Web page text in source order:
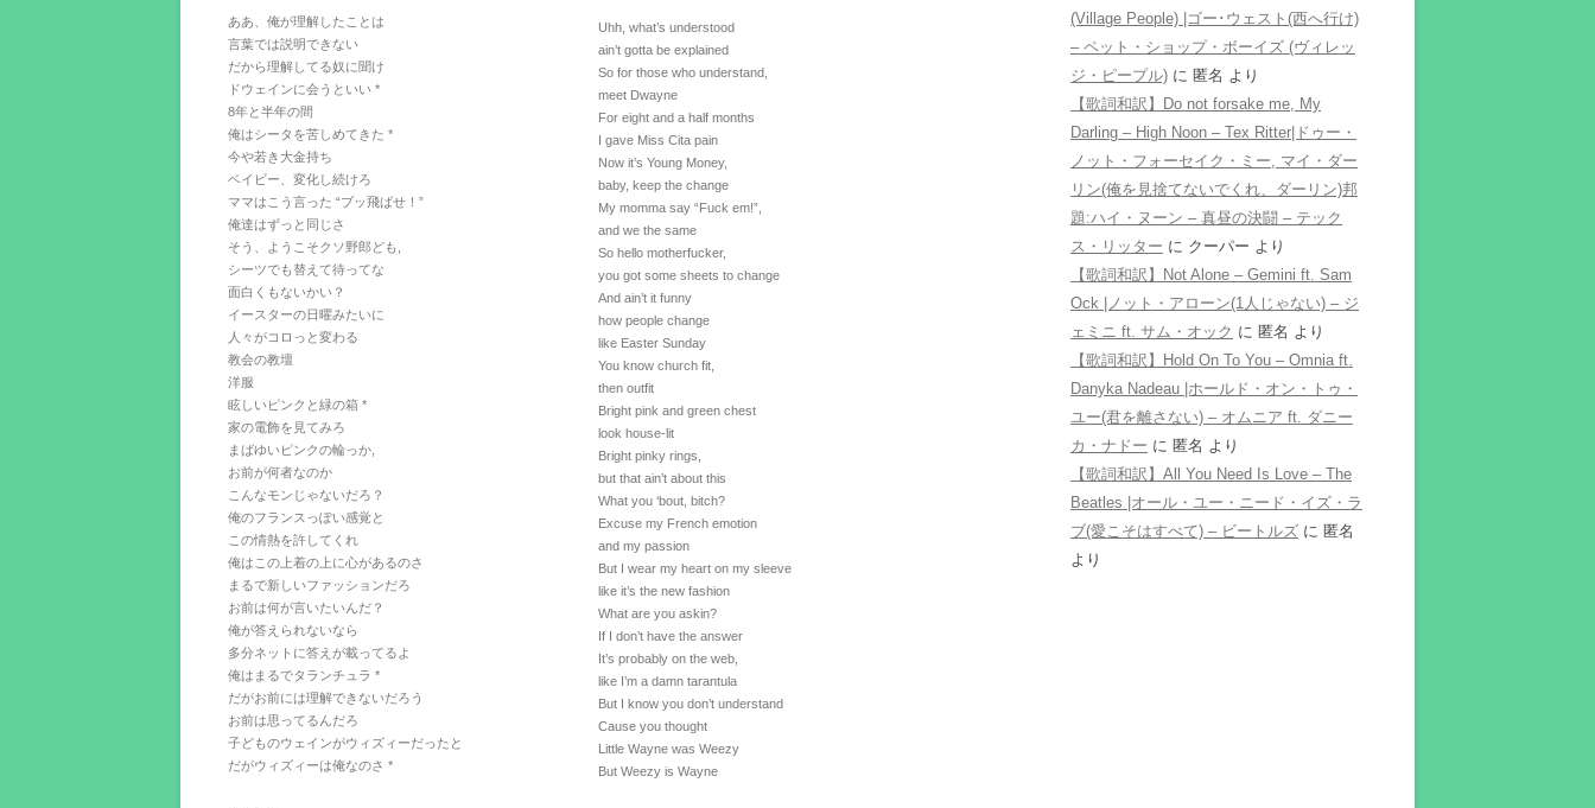
ああ、俺が理解したことは
言葉では説明できない
だから理解してる奴に聞け
ドウェインに会うといい *
8年と半年の間
俺はシータを苦しめてきた *
今や若き大金持ち
ベイビー、変化し続けろ
ママはこう言った “ブッ飛ばせ！”
俺達はずっと同じさ
そう、ようこそクソ野郎ども,
シーツでも替えて待ってな
面白くもないかい？
イースターの日曜みたいに
人々がコロっと変わる
教会の教壇
洋服
眩しいピンクと緑の箱 *
家の電飾を見てみろ
まばゆいピンクの輪っか,
お前が何者なのか
こんなモンじゃないだろ？
俺のフランスっぽい感覚と
この情熱を許してくれ
俺はこの上着の上に心があるのさ
まるで新しいファッションだろ
お前は何が言いたいんだ？
俺が答えられないなら
多分ネットに答えが載ってるよ
俺はまるでタランチュラ *
だがお前には理解できないだろう
お前は思ってるんだろ
子どものウェインがウィズィーだったと
だがウィズィーは俺なのさ *
Uhh, what’s understood
ain’t gotta be explained
So for those who understand,
meet Dwayne
For eight and a half months
I gave Miss Cita pain
Now it’s Young Money,
baby, keep the change
My momma say “Fuck em!”,
and we the same
So hello motherfucker,
you got some sheets to change
And ain’t it funny
how people change
like Easter Sunday
You know church fit,
then outfit
Bright pink and green chest
look house-lit
Bright pinky rings,
but that ain’t about this
What you ‘bout, bitch?
Excuse my French emotion
and my passion
But I wear my heart on my sleeve
like it’s the new fashion
What are you askin?
If I don’t have the answer
It’s probably on the web,
like I’m a damn tarantula
But I know you don’t understand
Cause you thought
Little Wayne was Weezy
But Weezy is Wayne
(Village People) |ゴー･ウェスト(西へ行け)
– ペット・ショップ・ボーイズ (ヴィレッ
ジ・ピープル) に 匿名 より
【歌詞和訳】Do not forsake me, My
Darling – High Noon – Tex Ritter|ドゥー・
ノット・フォーセイク・ミー, マイ・ダー
リン(俺を見捨てないでくれ、ダーリン)邦
題:ハイ・ヌーン – 真昼の決闘 – テック
ス・リッター に クーパー より
【歌詞和訳】Not Alone – Gemini ft. Sam
Ock |ノット・アローン(1人じゃない) – ジ
ェミニ ft. サム・オック に 匿名 より
【歌詞和訳】Hold On To You – Omnia ft.
Danyka Nadeau |ホールド・オン・トゥ・
ユー(君を離さない) – オムニア ft. ダニー
カ・ナドー に 匿名 より
【歌詞和訳】All You Need Is Love – The
Beatles |オール・ユー・ニード・イズ・ラ
ブ(愛こそはすべて) – ビートルズ に 匿名
より